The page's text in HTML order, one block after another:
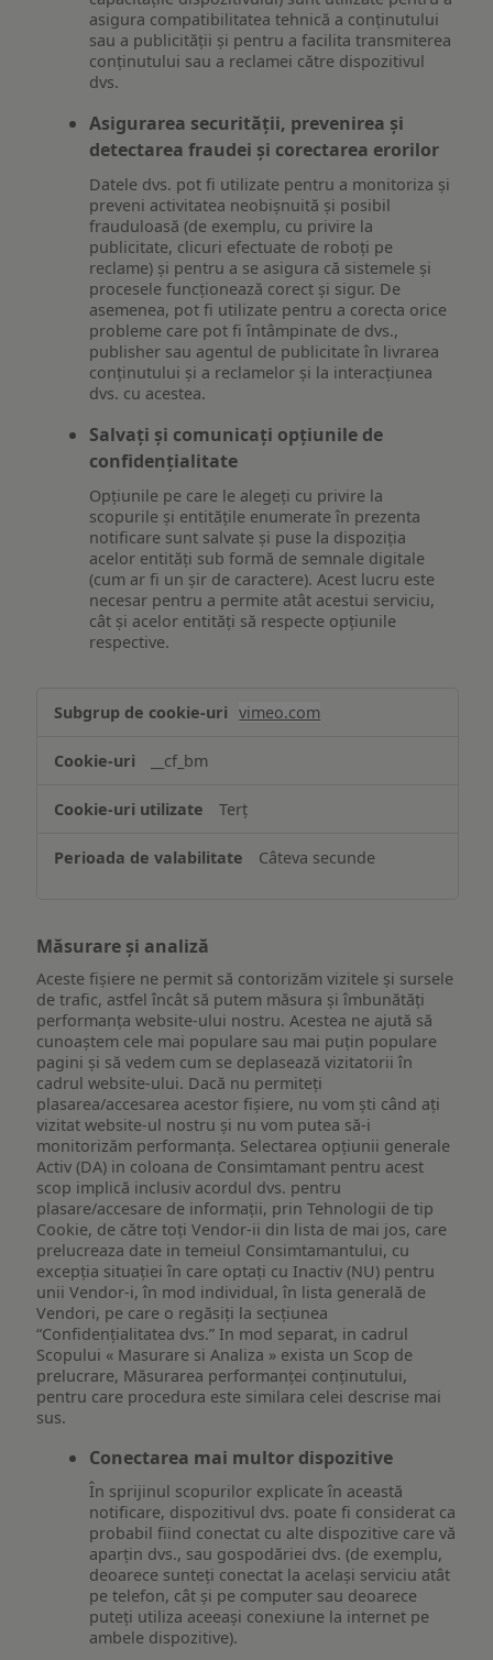
asigura compatibilitatea tehnică a conținutului
sau a publicității și pentru a facilita transmiterea
conținutului sau a reclamei către dispozitivul
dvs.
Asigurarea securității, prevenirea și
detectarea fraudei și corectarea erorilor
Datele dvs. pot fi utilizate pentru a monitoriza și
preveni activitatea neobișnuită și posibil
frauduloasă (de exemplu, cu privire la
publicitate, clicuri efectuate de roboți pe
reclame) și pentru a se asigura că sistemele și
procesele funcționează corect și sigur. De
asemenea, pot fi utilizate pentru a corecta orice
probleme care pot fi întâmpinate de dvs.,
publisher sau agentul de publicitate în livrarea
conținutului și a reclamelor și la interacțiunea
dvs. cu acestea.
Salvați și comunicați opțiunile de
confidențialitate
Opțiunile pe care le alegeți cu privire la
scopurile și entitățile enumerate în prezenta
notificare sunt salvate și puse la dispoziția
acelor entități sub formă de semnale digitale
(cum ar fi un șir de caractere). Acest lucru este
necesar pentru a permite atât acestui serviciu,
cât și acelor entități să respecte opțiunile
respective.
funcționalităților
ului
vimeo.com
__cf_bm
Terț
Câteva secunde
Măsurare și analiză
Aceste fișiere ne permit să contorizăm vizitele și sursele
de trafic, astfel încât să putem măsura și îmbunătăți
performanța website-ului nostru. Acestea ne ajută să
cunoaștem cele mai populare sau mai puțin populare
pagini și să vedem cum se deplasează vizitatorii în
cadrul website-ului. Dacă nu permiteți
plasarea/accesarea acestor fișiere, nu vom ști când ați
vizitat website-ul nostru și nu vom putea să-i
monitorizăm performanța. Selectarea opțiunii generale
Activ (DA) in coloana de Consimtamant pentru acest
scop implică inclusiv acordul dvs. pentru
plasare/accesare de informații, prin Tehnologii de tip
Cookie, de către toți Vendor-ii din lista de mai jos, care
prelucreaza date in temeiul Consimtamantului, cu
excepția situației în care optați cu Inactiv (NU) pentru
unii Vendor-i, în mod individual, în lista generală de
Vendori, pe care o regăsiți la secțiunea
“Confidențialitatea dvs.” In mod separat, in cadrul
Scopului « Masurare si Analiza » exista un Scop de
prelucrare, Măsurarea performanței conținutului,
pentru care procedura este similara celei descrise mai
sus.
Conectarea mai multor dispozitive
În sprijinul scopurilor explicate în această
notificare, dispozitivul dvs. poate fi considerat ca
probabil fiind conectat cu alte dispozitive care vă
aparțin dvs., sau gospodăriei dvs. (de exemplu,
deoarece sunteți conectat la același serviciu atât
pe telefon, cât și pe computer sau deoarece
puteți utiliza aceeași conexiune la internet pe
ambele dispozitive).